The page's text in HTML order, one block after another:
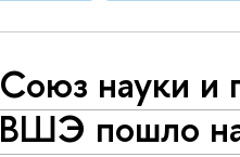
Союз науки и
ВШЭ пошло